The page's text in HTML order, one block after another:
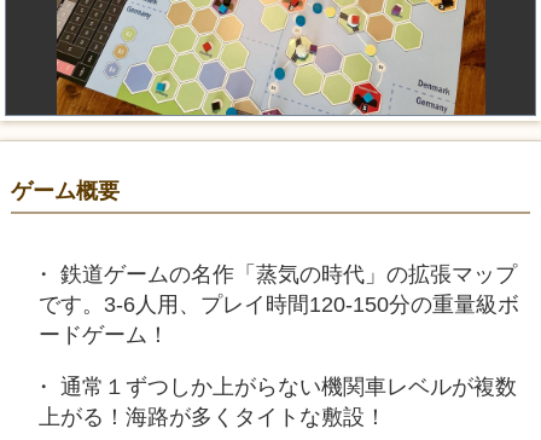
ゲーム概要
鉄道ゲームの名作「蒸気の時代」の拡張マップ
です。3-6人用、プレイ時間120-150分の重量級ボ
ードゲーム！
通常１ずつしか上がらない機関車レベルが複数
上がる！海路が多くタイトな敷設！